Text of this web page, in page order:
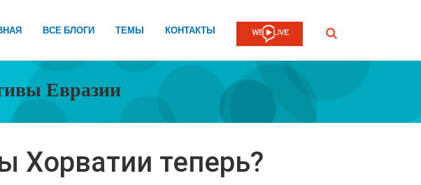
ВСЕ БЛОГИ ТЕМЫ КОНТАКТЫ Submit
Евразии
Хорватии теперь?